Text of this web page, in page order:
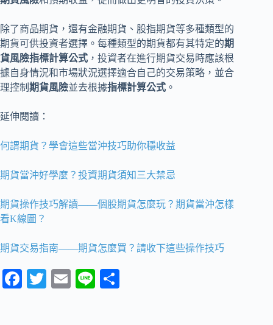
除了商品期貨，還有金融期貨、股指期貨等多種類型的
期貨可供投資者選擇。每種類型的期貨都有其特定的期
貨風險指標計算公式 ，投資者在進行期貨交易時應該根
據自身情況和市場狀況選擇適合自己的交易策略，並合
理控制 期貨風險並去根據指標計算公式 。
延伸閱讀：
何謂期貨？學會這些當沖技巧助你穩收益
期貨當沖好學麼？投資期貨須知三大禁忌
期貨操作技巧解讀——個股期貨怎麼玩？期貨當沖怎樣
看K線圖？
期貨交易指南——期貨怎麼買？請收下這些操作技巧
Fa T
E
Li